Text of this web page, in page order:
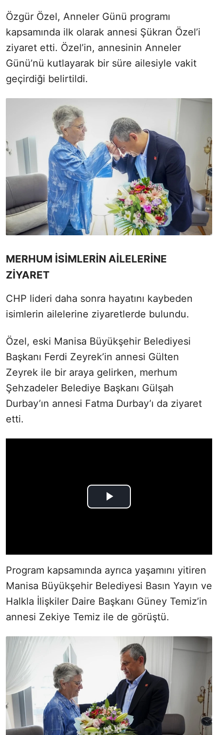
Özgür Özel, Anneler Günü programı
kapsamında ilk olarak annesi Şükran Özel’i
ziyaret etti. Özel’in, annesinin Anneler
Günü’nü kutlayarak bir süre ailesiyle vakit
geçirdiği belirtildi.
MERHUM İSİMLERİN AİLELERİNE
ZİYARET
CHP lideri daha sonra hayatını kaybeden
isimlerin ailelerine ziyaretlerde bulundu.
Özel, eski Manisa Büyükşehir Belediyesi
Başkanı Ferdi Zeyrek’in annesi Gülten
Zeyrek ile bir araya gelirken, merhum
Şehzadeler Belediye Başkanı Gülşah
Durbay’ın annesi Fatma Durbay’ı da ziyaret
etti.
Program kapsamında ayrıca yaşamını yitiren
Manisa Büyükşehir Belediyesi Basın Yayın ve
Halkla İlişkiler Daire Başkanı Güney Temiz’in
annesi Zekiye Temiz ile de görüştü.